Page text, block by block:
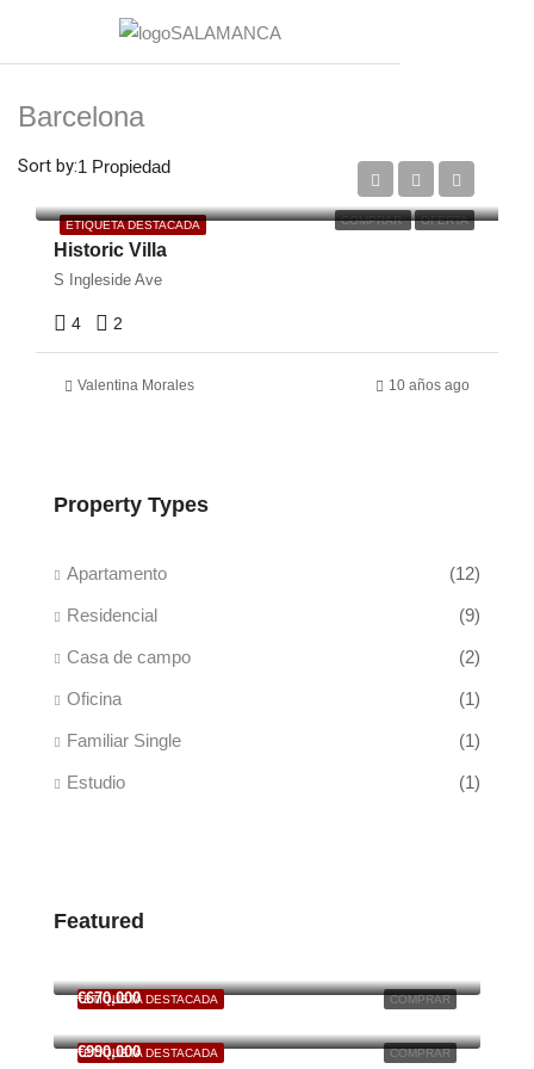
Barcelona
1 Propiedad
Sort by:
ETIQUETA DESTACADA COMPRAR OFERTA
€31,000/sq ft
Historic Villa
S Ingleside Ave
4 2
Valentina Morales 10 años ago
Property Types
Apartamento (12)
Residencial (9)
Casa de campo (2)
Oficina (1)
Familiar Single (1)
Estudio (1)
Featured
COMPRAR
ETIQUETA DESTACADA
COMPRAR
ETIQUETA DESTACADA
€670,000
€990,000